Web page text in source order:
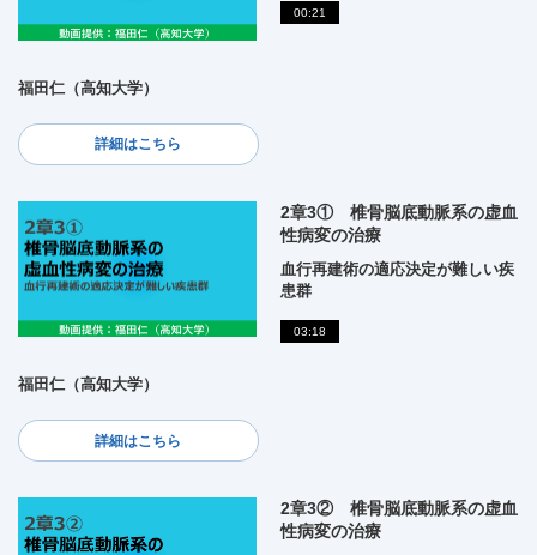
00:21
福田仁（高知大学）
詳細はこちら
2章3① 椎骨脳底動脈系の虚血
性病変の治療
血行再建術の適応決定が難しい疾
患群
03:18
福田仁（高知大学）
詳細はこちら
2章3② 椎骨脳底動脈系の虚血
性病変の治療